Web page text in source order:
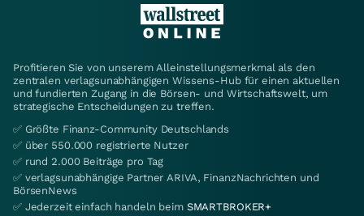
Profitieren Sie von unserem Alleinstellungsmerkmal als den
zentralen verlagsunabhängigen Wissens-Hub für einen aktuellen
und fundierten Zugang in die Börsen- und Wirtschaftswelt, um
strategische Entscheidungen zu treffen.
✅ Größte Finanz-Community Deutschlands
✅ über 550.000 registrierte Nutzer
✅ rund 2.000 Beiträge pro Tag
✅ verlagsunabhängige Partner ARIVA, FinanzNachrichten und
BörsenNews
✅ Jederzeit einfach handeln beim SMARTBROKER+